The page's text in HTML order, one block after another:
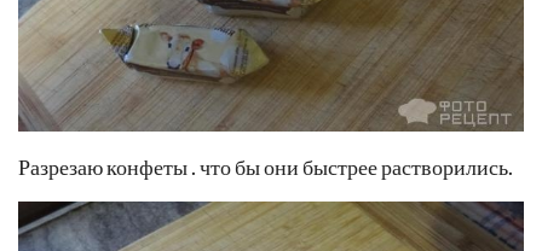
Разрезаю конфеты . что бы они быстрее растворились.